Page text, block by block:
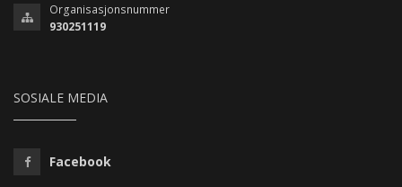
Organisasjonsnummer
930251119
SOSIALE MEDIA
Facebook